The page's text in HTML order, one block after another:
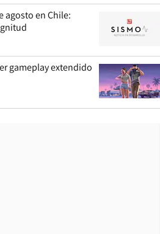
agosto en Chile:
gameplay extendido